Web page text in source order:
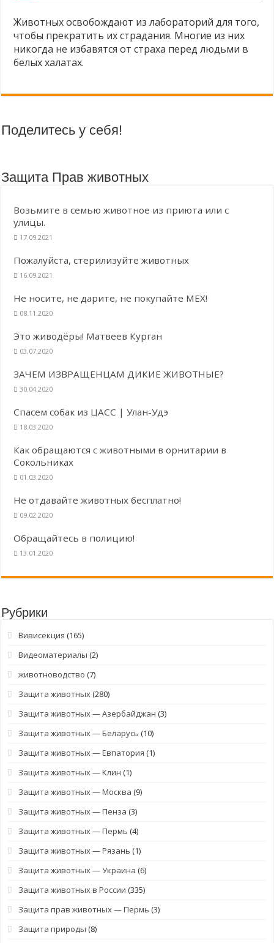
Животных освобождают из лабораторий для того,
чтобы прекратить их страдания. Многие из них
никогда не избавятся от страха перед людьми в
белых халатах.
Поделитесь у себя!
Защита Прав животных
Возьмите в семью животное из приюта или с
улицы.
17.09.2021
Пожалуйста, стерилизуйте животных
16.09.2021
Не носите, не дарите, не покупайте МЕХ!
08.11.2020
Это живодёры! Матвеев Курган
03.07.2020
ЗАЧЕМ ИЗВРАЩЕНЦАМ ДИКИЕ ЖИВОТНЫЕ?
30.04.2020
Спасем собак из ЦАСС | Улан-Удэ
18.03.2020
Как обращаются с животными в орнитарии в
Сокольниках
01.03.2020
Не отдавайте животных бесплатно!
09.02.2020
Обращайтесь в полицию!
13.01.2020
Рубрики
Вивисекция (165)
Видеоматериалы (2)
животноводство (7)
Защита животных(280)
Защита животных — Азербайджан (3)
Защита животных — Беларусь (10)
Защита животных — Евпатория (1)
Защита животных — Клин (1)
Защита животных — Москва (9)
Защита животных — Пенза (3)
Защита животных — Пермь (4)
Защита животных — Рязань (1)
Защита животных — Украина (6)
Защита животных в России (335)
Защита прав животных — Пермь (3)
Защита природы (8)